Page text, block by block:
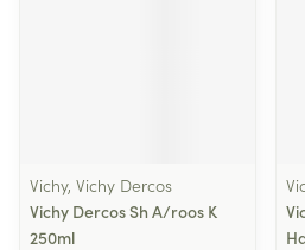
Vichy, Vichy Dercos
Vichy Dercos Sh A/roos K
250ml